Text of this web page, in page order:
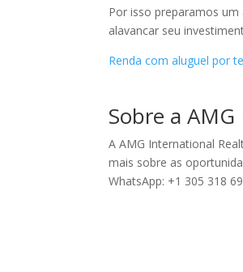
Por isso preparamos
alavancar seu
Renda com aluguel por
Sobre a AMG
A AMG International
mais sobre as
WhatsApp: +1 305 318